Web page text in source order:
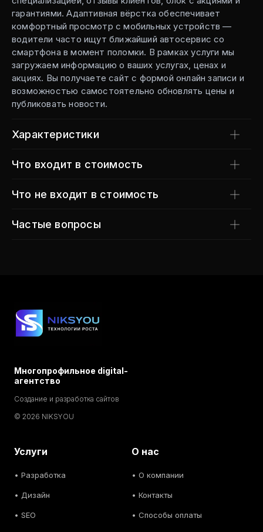
гарантиями. Адаптивная вёрстка обеспечивает
комфортный просмотр с мобильных устройств —
водители часто ищут ближайший автосервис со
смартфона в момент поломки. В рамках услуги мы
загружаем информацию о ваших услугах, ценах и
акциях. Вы получаете сайт с формой онлайн записи и
возможностью самостоятельно обновлять цены и
публиковать новости.
Характеристики
Что входит в стоимость
Что не входит в стоимость
Частые вопросы
Многопрофильное digital-
агентство
Создание и разработка сайтов
© 2026 NIKSYOU
Услуги
• Разработка
• Дизайн
• SEO
О нас
• О компании
• Контакты
• Способы оплаты